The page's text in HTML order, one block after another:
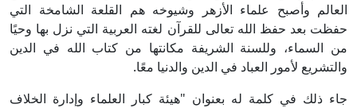
العالم وأصبح علماء الأزهر وشيوخه هم القلعة الشامخة التي
حفظت بعد حفظ الله تعالى للقرآن لغته العربية التي نزل بها وحيًا
من السماء، وللسنة الشريفة مكانتها من كتاب الله في الدين
والتشريع لأمور العباد في الدين والدنيا معًا.
جاء ذلك في كلمة له بعنوان "هيئة كبار العلماء وإدارة الخلاف